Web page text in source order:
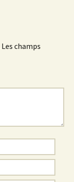
Les champs